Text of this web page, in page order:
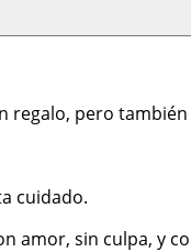
regalo, pero
cuidado.
amor, sin culpa, y